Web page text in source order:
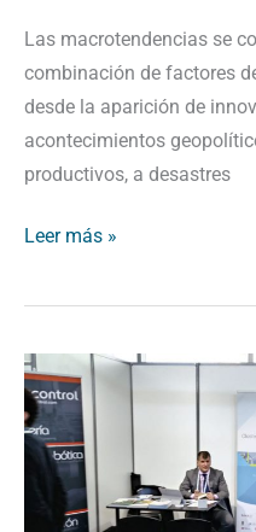
Las macrotendencias se
combinación de factores
desde la aparición de
acontecimientos
productivos, a desastres
ejecución
de
Management
&
Research
Leer más »
El
Clúster
Marítimo
Naval